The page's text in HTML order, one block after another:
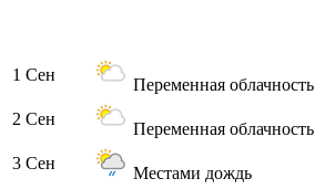
1 Сен
Переменная облачность
2 Сен
Переменная облачность
3 Сен
Местами дождь